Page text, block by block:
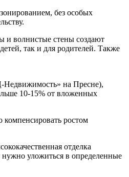
без особых
и волнистые стены создают
так и для родителей. Также
Недвижимость» на Пресне),
10-15% от вложенных
ростом
отделка
нужно уложиться в определенные